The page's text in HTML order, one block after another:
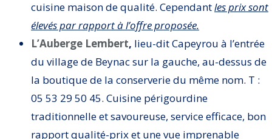
cuisine maison de qualité. Cependantles prix sont
élevés par rapport à l’offre proposée.
L’Auberge Lembert, lieu-dit Capeyrou à l’entrée
du village de Beynac sur la gauche, au-dessus de
la boutique de la conserverie du même nom. T :
05 53 29 50 45. Cuisine périgourdine
traditionnelle et savoureuse, service efficace, bon
rapport qualité-prix et une vue imprenable